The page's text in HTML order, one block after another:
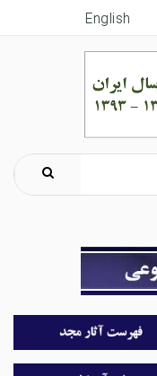
English